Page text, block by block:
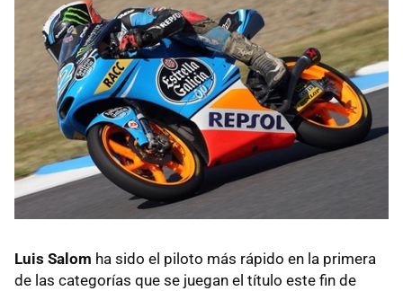
Luis Salom ha sido el piloto más rápido en la primera
de las categorías que se juegan el título este fin de